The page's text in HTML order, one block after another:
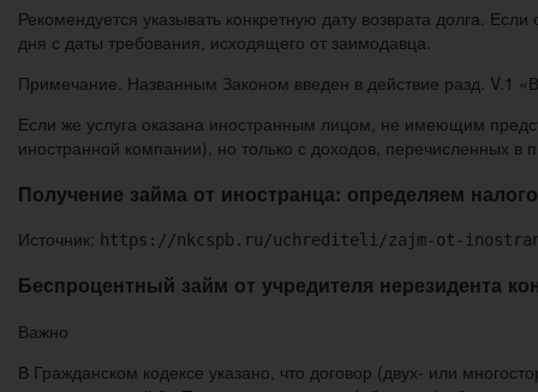
Рекомендуется указывать конкретную дату возврата долга.
дня с даты требования, исходящего от заимодавца.
Примечание. Названным Законом введен в действие разд. V.1
Если же услуга оказана иностранным лицом, не имеющим
иностранной компании), но только с доходов, перечисленных в
Получение займа от иностранца: определяем
Источник: https://nkcspb.ru/uchrediteli/zajm-ot-
Беспроцентный займ от учредителя нерезидента
Важно
В Гражданском кодексе указано, что договор (двух- или